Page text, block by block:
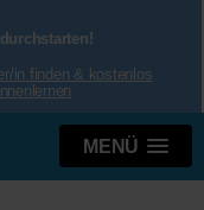
in finden & kostenlos
MENÜ